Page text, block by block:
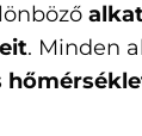
. Minden